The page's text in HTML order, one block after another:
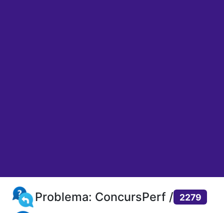
Problema: ConcursPerf / 2279